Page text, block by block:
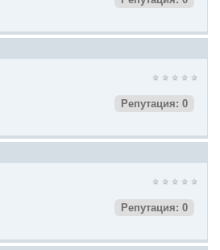
Репутация: 0
Репутация: 0